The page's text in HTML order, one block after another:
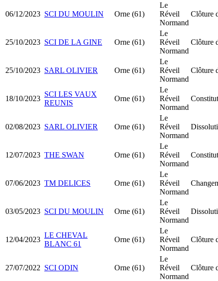
06/12/2023 SCI DU MOULIN Orne (61)
Le
Réveil
Normand
Clôture
25/10/2023 SCI DE LA GINE Orne (61)
Le
Réveil
Normand
Clôture
25/10/2023 SARL OLIVIER Orne (61)
Le
Réveil
Normand
Clôture
18/10/2023
SCI LES VAUX
REUNIS
Orne (61)
Le
Réveil
Normand
02/08/2023 SARL OLIVIER Orne (61)
Le
Réveil
Normand
12/07/2023 THE SWAN Orne (61)
Le
Réveil
Normand
07/06/2023 TM DELICES Orne (61)
Le
Réveil
Normand
03/05/2023 SCI DU MOULIN Orne (61)
Le
Réveil
Normand
12/04/2023
LE CHEVAL
BLANC 61
Orne (61)
Le
Réveil
Normand
Clôture
27/07/2022 SCI ODIN Orne (61)
Le
Réveil
Normand
Clôture